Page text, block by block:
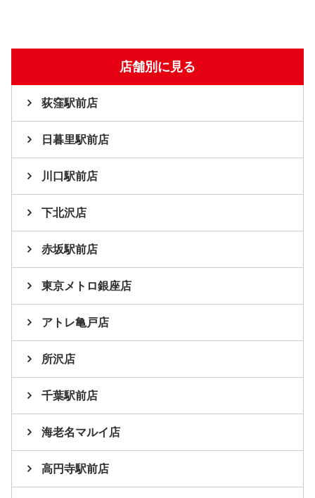
店舗別に見る
荻窪駅前店
日暮里駅前店
川口駅前店
下北沢店
赤坂駅前店
東京メトロ銀座店
アトレ亀戸店
所沢店
千葉駅前店
海老名マルイ店
高円寺駅前店